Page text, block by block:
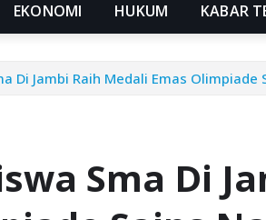
EKONOMI HUKUM KABAR
Di Jambi Raih Medali Emas Olimpiade
Sma Di